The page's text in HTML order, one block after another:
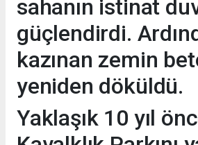
sahanın istinat
güçlendirdi.
kazınan zemin
yeniden döküldü.
Yaklaşık 10 yıl